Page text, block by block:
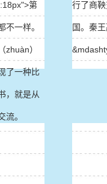
第
一样。
zhuàn）
了一种比
，就是从
。
行了商
国。秦